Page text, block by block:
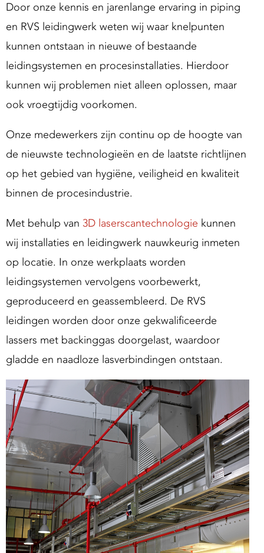
Door onze kennis en jarenlange ervaring in piping
en RVS leidingwerk weten wij waar knelpunten
kunnen ontstaan in nieuwe of bestaande
leidingsystemen en procesinstallaties. Hierdoor
kunnen wij problemen niet alleen oplossen, maar
ook vroegtijdig voorkomen.
Onze medewerkers zijn continu op de hoogte van
de nieuwste technologieën en de laatste richtlijnen
op het gebied van hygiëne, veiligheid en kwaliteit
binnen de procesindustrie.
Met behulp van 3D laserscantechnologie kunnen
wij installaties en leidingwerk nauwkeurig inmeten
op locatie. In onze werkplaats worden
leidingsystemen vervolgens voorbewerkt,
geproduceerd en geassembleerd. De RVS
leidingen worden door onze gekwalificeerde
lassers met backinggas doorgelast, waardoor
gladde en naadloze lasverbindingen ontstaan.